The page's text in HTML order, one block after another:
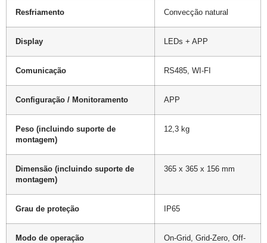
Resfriamento Convecção natural
Display LEDs + APP
Comunicação RS485, WI-FI
Configuração / Monitoramento APP
Peso (incluindo suporte de
montagem)
12,3 kg
Dimensão (incluindo suporte de
montagem)
365 x 365 x 156 mm
Grau de proteção IP65
Modo de operação
On-Grid, Grid-Zero, Off-